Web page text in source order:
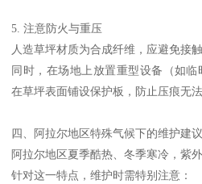
5. 注意防火与重压
人造草坪材质为合成纤维，应避免接
同时，在场地上放置重型设备（如
在草坪表面铺设保护板，防止压痕无法
四、阿拉尔地区特殊气候下的维护建议
阿拉尔地区夏季酷热、冬季寒冷，紫外
针对这一特点，维护时需特别注意：